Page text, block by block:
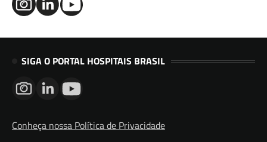
SIGA O PORTAL HOSPITAIS BRASIL
Conheça nossa Política de Privacidade